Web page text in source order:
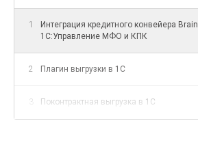
1
Интеграция кредитного конвейера
1С:Управление МФО и КПК
2 Плагин выгрузки в 1С
3 Поконтрактная выгрузка в 1С